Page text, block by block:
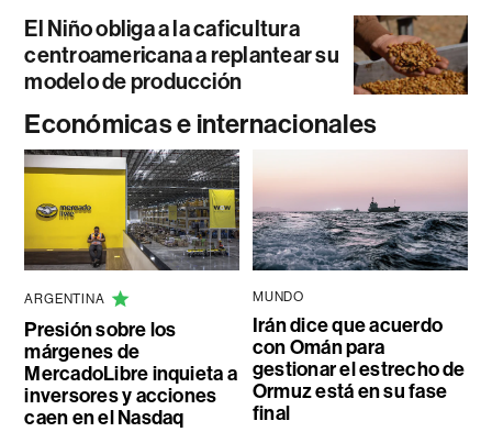
El Niño obliga a la caficultura
centroamericana a replantear su
modelo de producción
Económicas e internacionales
ARGENTINA
Presión sobre los
márgenes de
MercadoLibre inquieta a
inversores y acciones
caen en el Nasdaq
MUNDO
Irán dice que acuerdo
con Omán para
gestionar el estrecho de
Ormuz está en su fase
final